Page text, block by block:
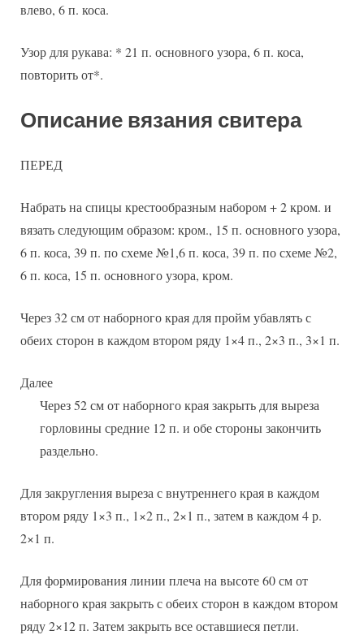
влево, 6 п. коса.
Узор для рукава: * 21 п. основного узора, 6 п. коса,
повторить от*.
Описание вязания свитера
ПЕРЕД
Набрать на спицы крестообразным набором + 2 кром. и
вязать следующим образом: кром., 15 п. основного узора,
6 п. коса, 39 п. по схеме №1,6 п. коса, 39 п. по схеме №2,
6 п. коса, 15 п. основного узора, кром.
Через 32 см от наборного края для пройм убавлять с
обеих сторон в каждом втором ряду 1×4 п., 2×3 п., 3×1 п.
Далее
Через 52 см от наборного края закрыть для выреза
горловины средние 12 п. и обе стороны закончить
раздельно.
Для закругления выреза с внутреннего края в каждом
втором ряду 1×3 п., 1×2 п., 2×1 п., затем в каждом 4 р.
2×1 п.
Для формирования линии плеча на высоте 60 см от
наборного края закрыть с обеих сторон в каждом втором
ряду 2×12 п. Затем закрыть все оставшиеся петли.